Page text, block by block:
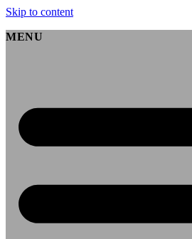
Skip to content
MENU